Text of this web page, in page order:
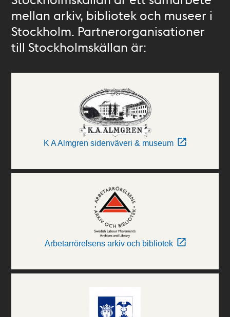
mellan arkiv, bibliotek och museer i
Stockholm. Partnerorganisationer
till Stockholmskällan är:
K A Almgren sidenväveri & museum
Arbetarrörelsens arkiv och bibliotek